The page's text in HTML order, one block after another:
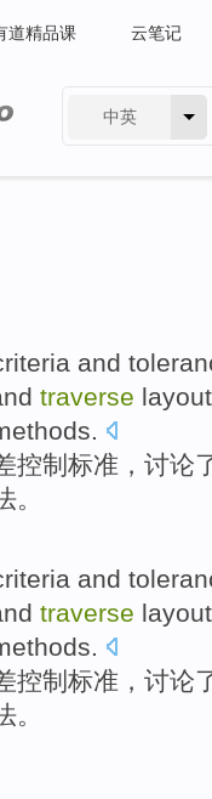
道精品课 云笔记
中英
and
traverse layout
.
控制 标准 ， 讨论
。
and
traverse layout
.
控制 标准 ， 讨论
。